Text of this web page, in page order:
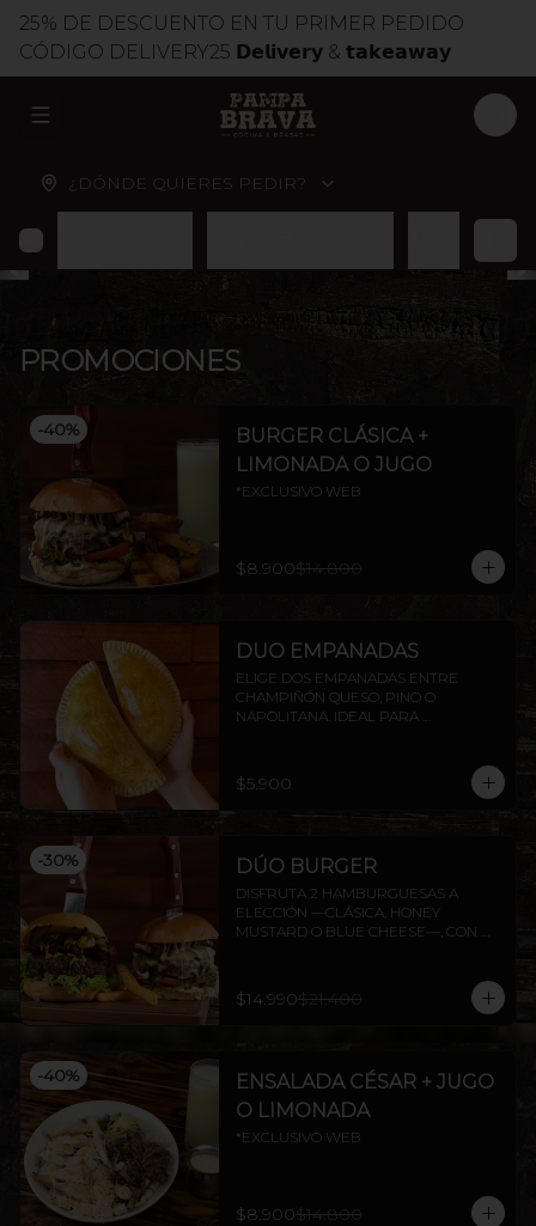
25% DE DESCUENTO EN TU PRIMER PEDIDO
CÓDIGO DELIVERY25 𝗗𝗲𝗹𝗶𝘃𝗲𝗿𝘆 & 𝘁𝗮𝗸𝗲𝗮𝘄𝗮𝘆
ABRIR MENU DE NAVEGACIÓN
¿DÓNDE QUIERES PEDIR?
PROMOCIONES
-40%
BURGER CLÁSICA +
LIMONADA O JUGO
*EXCLUSIVO WEB
$8.900$14.800
DUO EMPANADAS
ELIGE DOS EMPANADAS ENTRE
CHAMPIÑÓN QUESO, PINO O
NAPOLITANA. IDEAL PARA
$5.900
-30% DÚO BURGER
DISFRUTA 2 HAMBURGUESAS A
ELECCIÓN —CLÁSICA, HONEY
MUSTARD O BLUE CHEESE—, CON
$14.990$21.400
-40%
ENSALADA CÉSAR + JUGO
O LIMONADA
*EXCLUSIVO WEB
$8.900$14.800